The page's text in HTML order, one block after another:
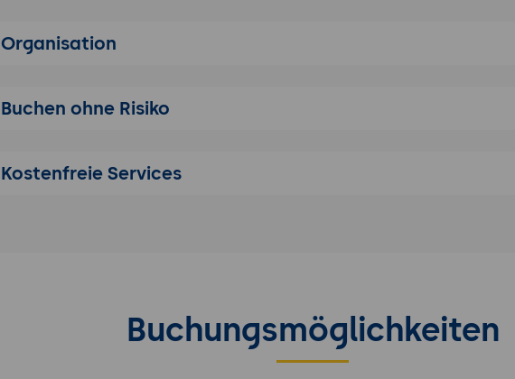
Verbunddiagramme für Soll-Ist-Vergleiche
Tipps & Tricks für professionelle Visualisierungen
Best Practices für aussagekräftige Darstellungen
Organisation
Buchen ohne Risiko
Kostenfreie Services
Buchungsmöglichkeiten